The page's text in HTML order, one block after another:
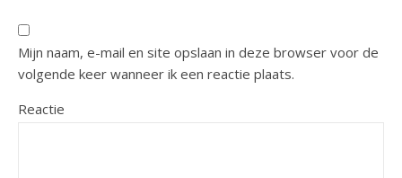
Mijn naam, e-mail en site opslaan in deze browser voor de
volgende keer wanneer ik een reactie plaats.
Reactie